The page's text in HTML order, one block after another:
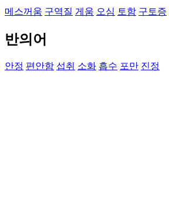
메스꺼움 구역질 게움 오심 토함 구토증
반의어
안정 편안함 섭취 소화 흡수 포만 진정